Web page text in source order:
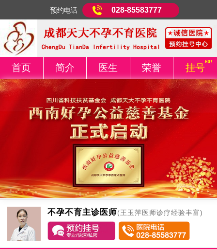
预约电话 028-85583777
首页 简介 医生 荣誉 挂号
不孕不育主诊医师(王玉萍医师诊疗经验丰富)